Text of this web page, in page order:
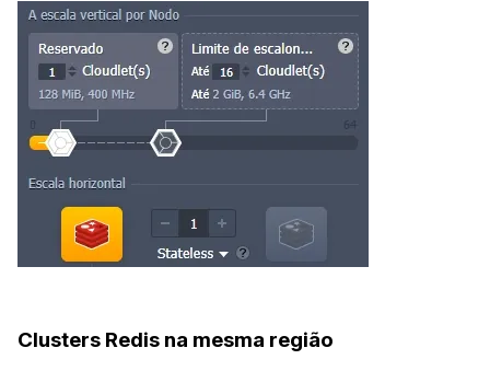
Clusters Redis na mesma região